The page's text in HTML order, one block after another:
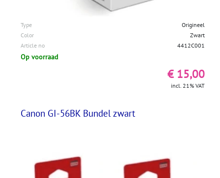
Type
Origineel
Color
Zwart
Article no
4412C001
Op voorraad
€ 15,00
incl. 21% VAT
Canon GI-56BK Bundel zwart